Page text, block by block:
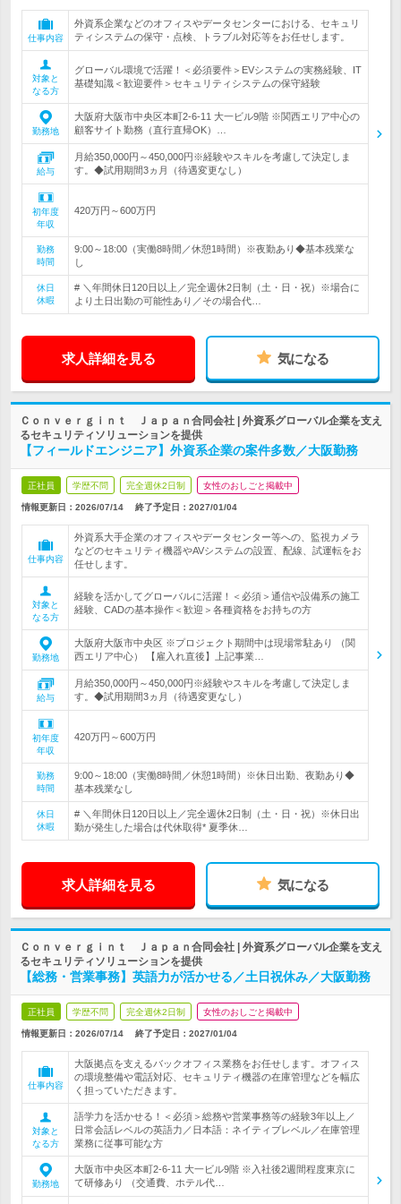
仕事内容
外資系企業などのオフィスやデータセンターにおける、セキュリ
ティシステムの保守・点検、トラブル対応等をお任せします。
対象と
なる方
グローバル環境で活躍！＜必須要件＞EVシステムの実務経験、IT
基礎知識＜歓迎要件＞セキュリティシステムの保守経験
勤務地
大阪府大阪市中央区本町2-6-11 大一ビル9階 ※関西エリア中心の
顧客サイト勤務（直行直帰OK）…
給与
月給350,000円～450,000円※経験やスキルを考慮して決定しま
す。◆試用期間3ヵ月（待遇変更なし）
初年度
年収
420万円～600万円
勤務
時間
9:00～18:00（実働8時間／休憩1時間）※夜勤あり◆基本残業な
し
休日
休暇
# ＼年間休日120日以上／完全週休2日制（土・日・祝）※場合に
より土日出勤の可能性あり／その場合代…
求人詳細を見る 気になる
Ｃｏｎｖｅｒｇｉｎｔ Ｊａｐａｎ合同会社 | 外資系グローバル企業を支え
るセキュリティソリューションを提供
【フィールドエンジニア】外資系企業の案件多数／大阪勤務
正社員 学歴不問 完全週休2日制 女性のおしごと掲載中
情報更新日：2026/07/14 終了予定日： 2027/01/04
仕事内容
外資系大手企業のオフィスやデータセンター等への、監視カメラ
などのセキュリティ機器やAVシステムの設置、配線、試運転をお
任せします。
対象と
なる方
経験を活かしてグローバルに活躍！＜必須＞通信や設備系の施工
経験、CADの基本操作＜歓迎＞各種資格をお持ちの方
勤務地
大阪府大阪市中央区 ※プロジェクト期間中は現場常駐あり （関
西エリア中心） 【雇入れ直後】上記事業…
給与
月給350,000円～450,000円※経験やスキルを考慮して決定しま
す。◆試用期間3ヵ月（待遇変更なし）
初年度
年収
420万円～600万円
勤務
時間
9:00～18:00（実働8時間／休憩1時間）※休日出勤、夜勤あり◆
基本残業なし
休日
休暇
# ＼年間休日120日以上／完全週休2日制（土・日・祝）※休日出
勤が発生した場合は代休取得* 夏季休…
求人詳細を見る 気になる
Ｃｏｎｖｅｒｇｉｎｔ Ｊａｐａｎ合同会社 | 外資系グローバル企業を支え
るセキュリティソリューションを提供
【総務・営業事務】英語力が活かせる／土日祝休み／大阪勤務
正社員 学歴不問 完全週休2日制 女性のおしごと掲載中
情報更新日：2026/07/14 終了予定日： 2027/01/04
仕事内容
大阪拠点を支えるバックオフィス業務をお任せします。オフィス
の環境整備や電話対応、セキュリティ機器の在庫管理などを幅広
く担っていただきます。
対象と
なる方
語学力を活かせる！＜必須＞総務や営業事務等の経験3年以上／
日常会話レベルの英語力／日本語：ネイティブレベル／在庫管理
業務に従事可能な方
勤務地
大阪市中央区本町2-6-11 大一ビル9階 ※入社後2週間程度東京に
て研修あり （交通費、ホテル代…